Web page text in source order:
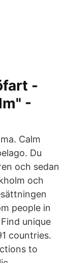
-
-
Calm
Du
och sedan
och
people in
unique
countries.
to